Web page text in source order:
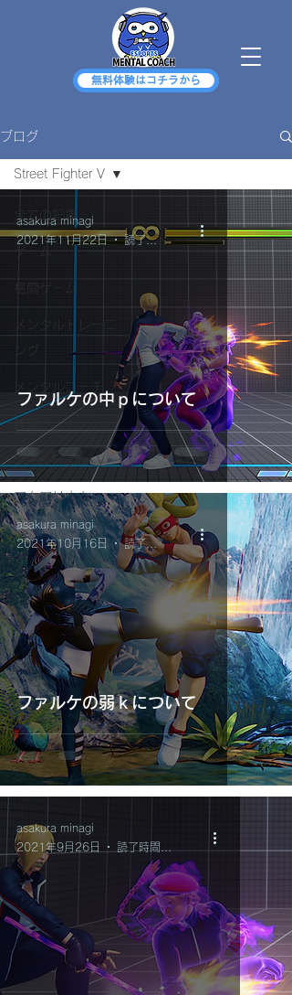
無料体験はコチラから
ブログ
全ての記事
ゲーム
格闘ゲーム
メンタルトレーニ
ング
メンタルコーチ
雑記
Street Fighter V
アクアリウム
Street Fighter V
ファルケの中ｐについて
asakura minagi
2021年11月22日
読了時間: 2分
ファルケの弱ｋについて
asakura minagi
2021年10月16日
読了時間: 2分
asakura minagi
2021年9月26日